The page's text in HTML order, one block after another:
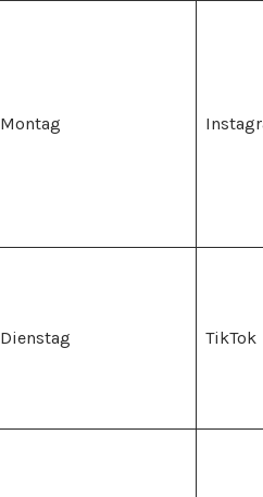
Montag
Dienstag TikTok